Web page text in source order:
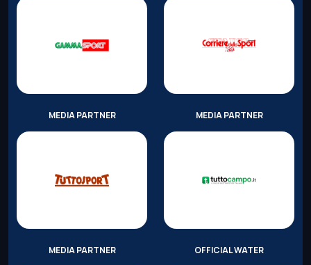
MEDIA PARTNER MEDIA PARTNER
MEDIA PARTNER OFFICIAL WATER